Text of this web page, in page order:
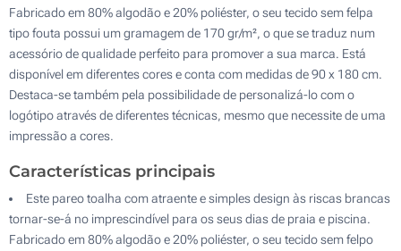
Fabricado em 80% algodão e 20% poliéster, o seu tecido sem felpa
tipo fouta possui um gramagem de 170 gr/m², o que se traduz num
acessório de qualidade perfeito para promover a sua marca. Está
disponível em diferentes cores e conta com medidas de 90 x 180 cm.
Destaca-se também pela possibilidade de personalizá-lo com o
logótipo através de diferentes técnicas, mesmo que necessite de uma
impressão a cores.
Características principais
Este pareo toalha com atraente e simples design às riscas brancas
tornar-se-á no imprescindível para os seus dias de praia e piscina.
Fabricado em 80% algodão e 20% poliéster, o seu tecido sem felpo